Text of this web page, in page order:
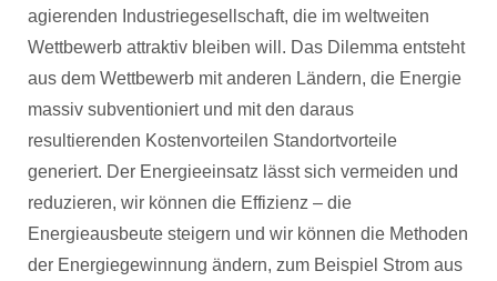
agierenden Industriegesellschaft, die im weltweiten
Wettbewerb attraktiv bleiben will. Das Dilemma entsteht
aus dem Wettbewerb mit anderen Ländern, die Energie
massiv subventioniert und mit den daraus
resultierenden Kostenvorteilen Standortvorteile
generiert. Der Energieeinsatz lässt sich vermeiden und
reduzieren, wir können die Effizienz – die
Energieausbeute steigern und wir können die Methoden
der Energiegewinnung ändern, zum Beispiel Strom aus